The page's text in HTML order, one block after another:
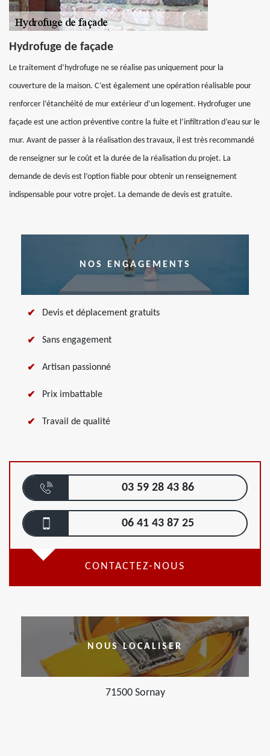
Hydrofuge de façade
Le traitement d’hydrofuge ne se réalise pas uniquement pour la
couverture de la maison. C’est également une opération réalisable pour
renforcer l’étanchéité de mur extérieur d’un logement. Hydrofuger une
façade est une action préventive contre la fuite et l’infiltration d’eau sur le
mur. Avant de passer à la réalisation des travaux, il est très recommandé
de renseigner sur le coût et la durée de la réalisation du projet. La
demande de devis est l’option fiable pour obtenir un renseignement
indispensable pour votre projet. La demande de devis est gratuite.
NOS ENGAGEMENTS
Devis et déplacement gratuits
Sans engagement
Artisan passionné
Prix imbattable
Travail de qualité
03 59 28 43 86
06 41 43 87 25
CONTACTEZ-NOUS
NOUS LOCALISER
71500 Sornay